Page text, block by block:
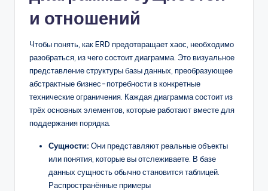
и отношений
Чтобы понять, как ERD предотвращает хаос, необходимо
разобраться, из чего состоит диаграмма. Это визуальное
представление структуры базы данных, преобразующее
абстрактные бизнес-потребности в конкретные
технические ограничения. Каждая диаграмма состоит из
трёх основных элементов, которые работают вместе для
поддержания порядка.
Сущности: Они представляют реальные объекты
или понятия, которые вы отслеживаете. В базе
данных сущность обычно становится таблицей.
Распространённые примеры